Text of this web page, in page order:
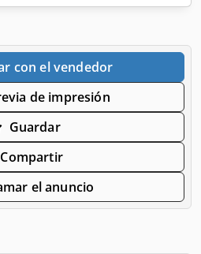
con el vendedor
de impresión
Guardar
Compartir
el anuncio